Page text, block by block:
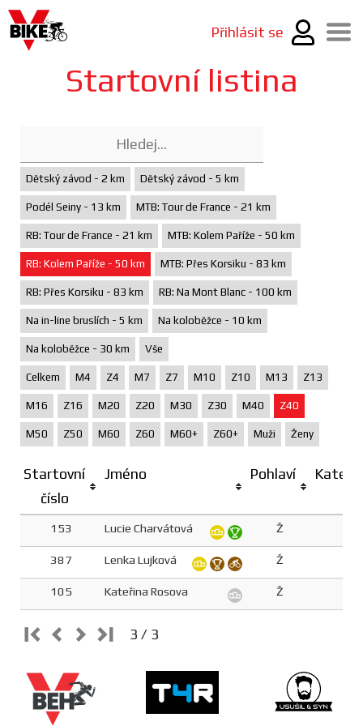
Přihlásit se
Startovní listina
Dětský závod - 2 km Dětský závod - 5 km
Podél Seiny - 13 km MTB: Tour de France - 21 km
RB: Tour de France - 21 km MTB: Kolem Paříže - 50 km
RB: Kolem Paříže - 50 km MTB: Přes Korsiku - 83 km
RB: Přes Korsiku - 83 km RB: Na Mont Blanc - 100 km
Na in-line bruslích - 5 km Na koloběžce - 10 km
Na koloběžce - 30 km Vše
Celkem M4 Z4 M7 Z7 M10 Z10 M13 Z13
M16 Z16 M20 Z20 M30 Z30 M40 Z40
M50 Z50 M60 Z60 M60+ Z60+ Muži Ženy
Startovní
číslo
Jméno Pohlaví
153 Lucie Charvátová Ž
387 Lenka Lujková Ž
105 Kateřina Rosova Ž
3 / 3